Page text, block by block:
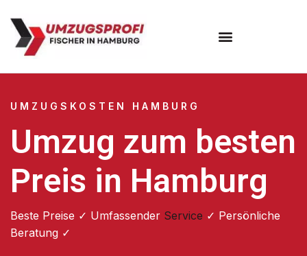
UMZUGSKOSTEN HAMBURG
Umzug zum besten
Preis in Hamburg
Beste Preise ✓ Umfassender Service ✓ Persönliche
Beratung ✓